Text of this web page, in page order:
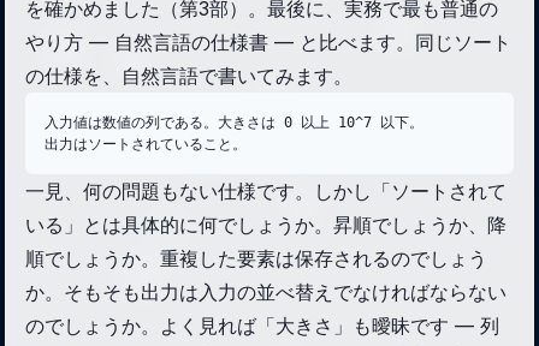
を確かめました（第3部）。最後に、実務で最も普通の
やり方 — 自然言語の仕様書 — と比べます。同じソート
の仕様を、自然言語で書いてみます。
入力値は数値の列である。大きさは 0 以上 10^7 以下。
出力はソートされていること。
一見、何の問題もない仕様です。しかし「ソートされて
いる」とは具体的に何でしょうか。昇順でしょうか、降
順でしょうか。重複した要素は保存されるのでしょう
か。そもそも出力は入力の並べ替えでなければならない
のでしょうか。よく見れば「大きさ」も曖昧です — 列